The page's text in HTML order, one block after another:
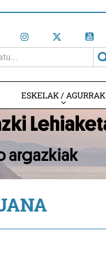
ESKELAK / AGURRAK